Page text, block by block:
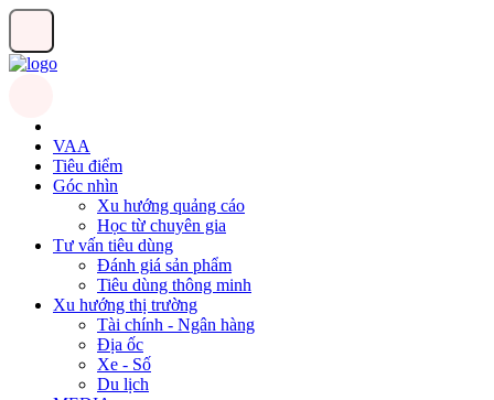
VAA
Tiêu điểm
Góc nhìn
Xu hướng quảng cáo
Học từ chuyên gia
Tư vấn tiêu dùng
Đánh giá sản phẩm
Tiêu dùng thông minh
Xu hướng thị trường
Tài chính - Ngân hàng
Địa ốc
Xe - Số
Du lịch